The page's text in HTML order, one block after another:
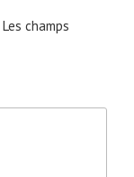
Les champs